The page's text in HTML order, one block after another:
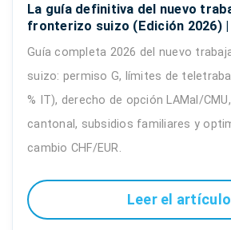
La guía definitiva del nuevo
fronterizo suizo (Edición 2026)
Guía completa 2026 del nuevo
suizo: permiso G, límites de
% IT), derecho de opción LAMal/
cantonal, subsidios familiares y
cambio CHF/EUR.
Leer el artículo